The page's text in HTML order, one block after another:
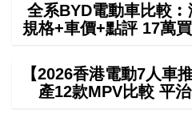
全系BYD電動車比較
規格+車價+點評 17萬
【2026香港電動7人車
產12款MPV比較 平